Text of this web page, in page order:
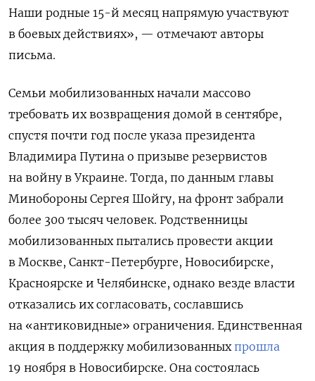
Наши родные 15-й месяц напрямую участвуют
в боевых действиях», — отмечают авторы
письма.
Семьи мобилизованных начали массово
требовать их возвращения домой в сентябре,
спустя почти год после указа президента
Владимира Путина о призыве резервистов
на войну в Украине. Тогда, по данным главы
Минобороны Сергея Шойгу, на фронт забрали
более 300 тысяч человек. Родственницы
мобилизованных пытались провести акции
в Москве, Санкт-Петербурге, Новосибирске,
Красноярске и Челябинске, однако везде власти
отказались их согласовать, сославшись
на «антиковидные» ограничения. Единственная
акция в поддержку мобилизованныхпрошла
19 ноября в Новосибирске. Она состоялась